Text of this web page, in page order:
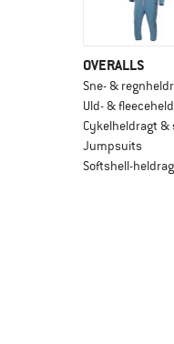
OVERALLS
Sne- &
Uld- &
Cykelheldragt
Jumpsuits
Softshell-